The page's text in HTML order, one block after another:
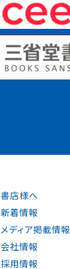
書店様へ
新着情報
メディア掲載情報
会社情報
採用情報